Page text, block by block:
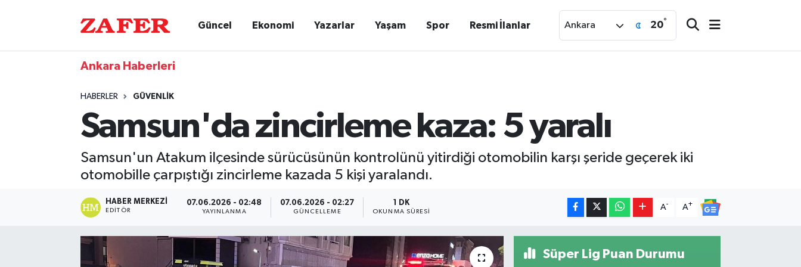
Güncel Ekonomi Yazarlar Yaşam Spor Resmi İlanlar Ankara 20°
Ankara Haberleri
HABERLER GÜVENLIK
Samsun'da zincirleme kaza: 5 yaralı
Samsun'un Atakum ilçesinde sürücüsünün kontrolünü yitirdiği otomobilin karşı şeride geçerek iki
otomobille çarpıştığı zincirleme kazada 5 kişi yaralandı.
HABER MERKEZI
EDITÖR
07.06.2026 - 02:48
YAYINLANMA
07.06.2026 - 02:27
GÜNCELLEME
1 DK
OKUNMA SÜRESI
A- A+
Süper Lig Puan Durumu